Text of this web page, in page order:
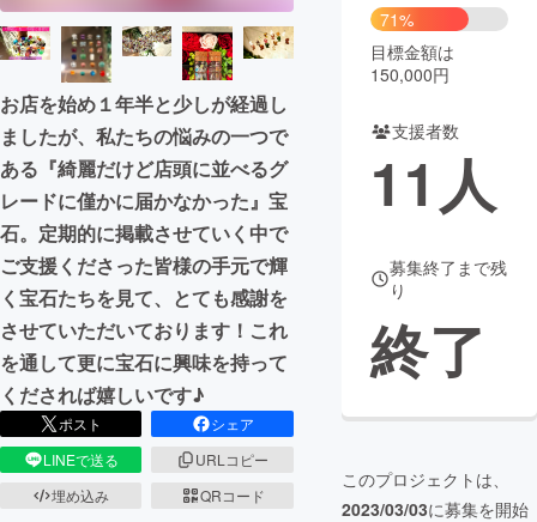
CAMPFIRE for Social Good CAMPFIRE Creation
CAMPFIREふるさと納税
コミュニティ
お店を始め１年半と少しが経過し
ましたが、私たちの悩みの一つで
ある『綺麗だけど店頭に並べるグ
レードに僅かに届かなかった』宝
石。定期的に掲載させていく中で
ご支援くださった皆様の手元で輝
く宝石たちを見て、とても感謝を
させていただいております！これ
を通して更に宝石に興味を持って
くだされば嬉しいです♪
ポスト
シェア
LINEで送る
URLコピー
埋め込み
QRコード
71%
目標金額は
150,000円
支援者数
11 人
募集終了まで残
り
終了
このプロジェクトは、
2023/03/03に募集を開始